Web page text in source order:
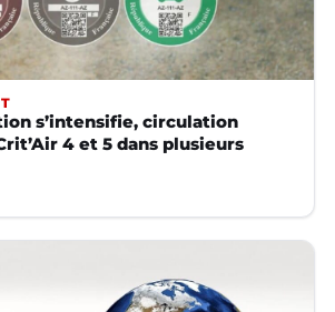
s’intensifie, circulation
4 et 5 dans plusieurs